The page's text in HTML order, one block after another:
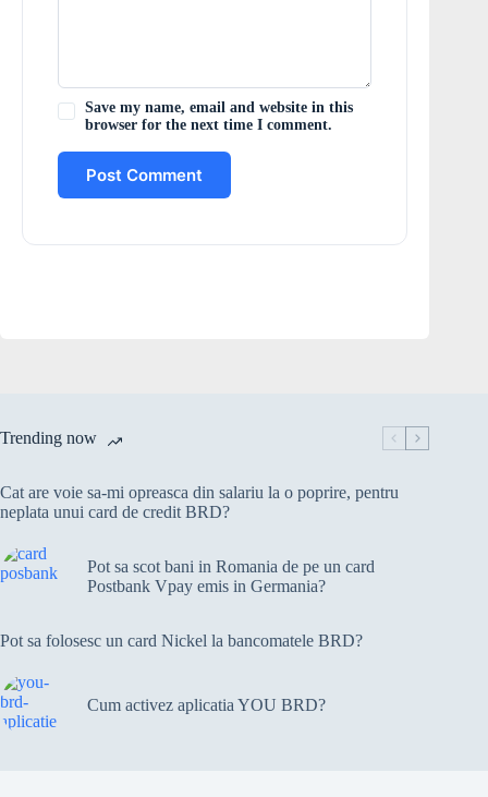
Save my name, email and website in this
browser for the next time I comment.
Post Comment
Trending now
Cat are voie sa-mi opreasca din salariu la o poprire, pentru
neplata unui card de credit BRD?
Pot sa scot bani in Romania de pe un card
Postbank Vpay emis in Germania?
Pot sa folosesc un card Nickel la bancomatele BRD?
Cum activez aplicatia YOU BRD?